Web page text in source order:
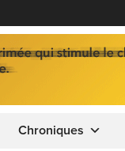
Chroniques